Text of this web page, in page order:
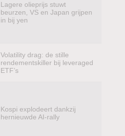
Lagere olieprijs stuwt
beurzen, VS en Japan grijpen
in bij yen
Volatility drag: de stille
rendementskiller bij leveraged
ETF’s
Kospi explodeert dankzij
hernieuwde AI-rally